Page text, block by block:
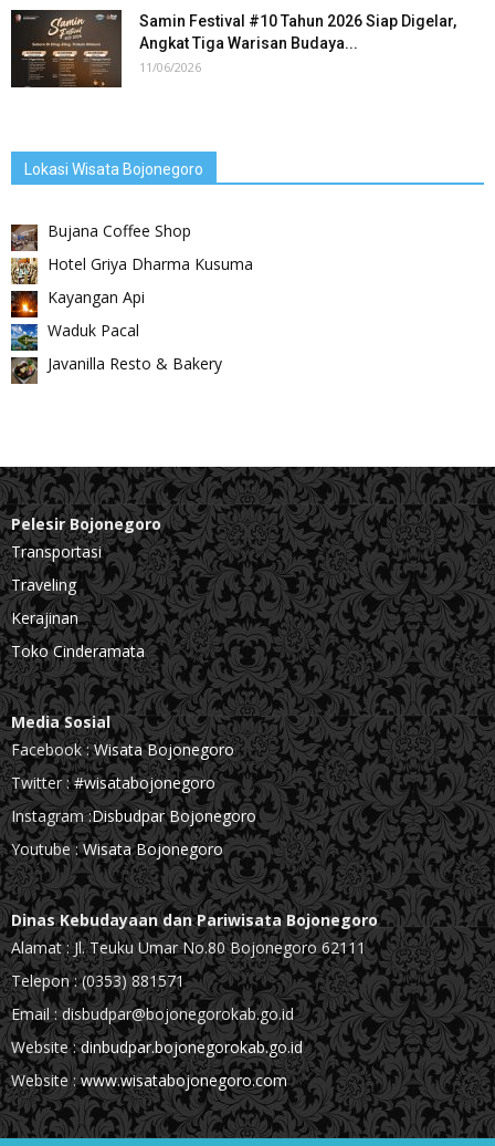
Samin Festival #10 Tahun 2026 Siap Digelar,
Angkat Tiga Warisan Budaya...
11/06/2026
Lokasi Wisata Bojonegoro
Bujana Coffee Shop
Hotel Griya Dharma Kusuma
Kayangan Api
Waduk Pacal
Javanilla Resto & Bakery
Pelesir Bojonegoro
Transportasi
Traveling
Kerajinan
Toko Cinderamata
Media Sosial
Facebook :Wisata Bojonegoro
Twitter :#wisatabojonegoro
Instagram :Disbudpar Bojonegoro
Youtube :Wisata Bojonegoro
Dinas Kebudayaan dan Pariwisata Bojonegoro
Alamat : Jl. Teuku Umar No.80 Bojonegoro 62111
Telepon : (0353) 881571
Email : disbudpar@bojonegorokab.go.id
Website :dinbudpar.bojonegorokab.go.id
Website :www.wisatabojonegoro.com